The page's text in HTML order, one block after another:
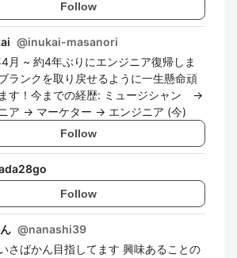
Follow
@inukai-masanori
月 ~ 約4年ぶりにエンジニア復帰しま
ランクを取り戻せるように一生懸命頑
す！今までの経歴: ミュージシャン →
ア → マーケター → エンジニア (今)
Follow
Follow
@nanashi39
さばかん目指してます 興味あることの